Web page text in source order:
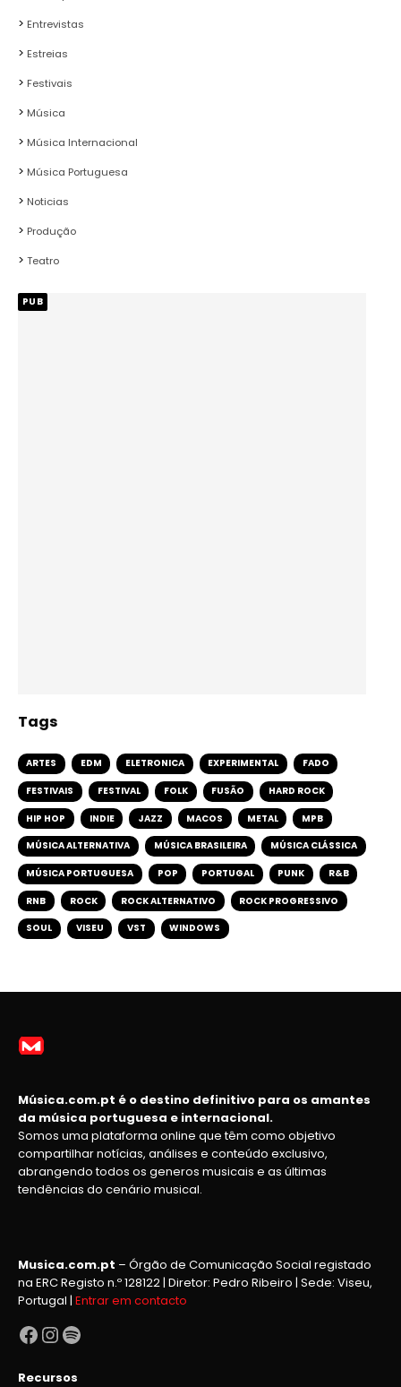
Entrevistas
Estreias
Festivais
Música
Música Internacional
Música Portuguesa
Noticias
Produção
Teatro
PUB
Tags
ARTES EDM ELETRONICA EXPERIMENTAL FADO
FESTIVAIS FESTIVAL FOLK FUSÃO HARD ROCK
HIP HOP INDIE JAZZ MACOS METAL MPB
MÚSICA ALTERNATIVA MÚSICA BRASILEIRA MÚSICA CLÁSSICA
MÚSICA PORTUGUESA POP PORTUGAL PUNK R&B
RNB ROCK ROCK ALTERNATIVO ROCK PROGRESSIVO
SOUL VISEU VST WINDOWS
Música.com.pt é o destino definitivo para os amantes
da música portuguesa e internacional.
Somos uma plataforma online que têm como objetivo
compartilhar notícias, análises e conteúdo exclusivo,
abrangendo todos os generos musicais e as últimas
tendências do cenário musical.
Musica.com.pt – Órgão de Comunicação Social registado
na ERC Registo n.º 128122 | Diretor: Pedro Ribeiro | Sede: Viseu,
Portugal | Entrar em contacto
Facebook
Instagram
Spotify
Recursos